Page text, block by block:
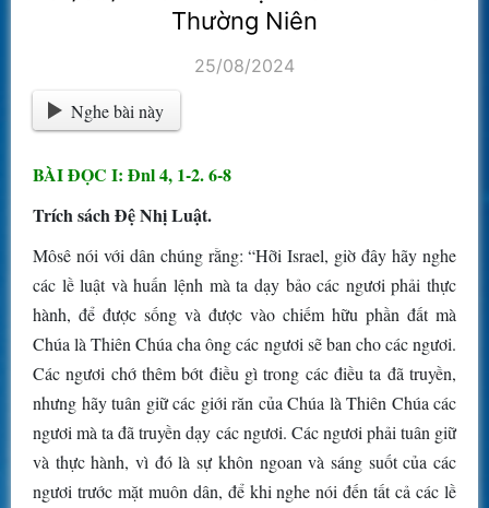
Thường Niên
25/08/2024
Nghe bài này
BÀI ĐỌC I: Ðnl 4, 1-2. 6-8
Trích sách Ðệ Nhị Luật.
Môsê nói với dân chúng rằng: “Hỡi Israel, giờ đây hãy nghe
các lề luật và huấn lệnh mà ta dạy bảo các ngươi phải thực
hành, để được sống và được vào chiếm hữu phần đất mà
Chúa là Thiên Chúa cha ông các ngươi sẽ ban cho các ngươi.
Các ngươi chớ thêm bớt điều gì trong các điều ta đã truyền,
nhưng hãy tuân giữ các giới răn của Chúa là Thiên Chúa các
ngươi mà ta đã truyền dạy các ngươi. Các ngươi phải tuân giữ
và thực hành, vì đó là sự khôn ngoan và sáng suốt của các
ngươi trước mặt muôn dân, để khi nghe nói đến tất cả các lề